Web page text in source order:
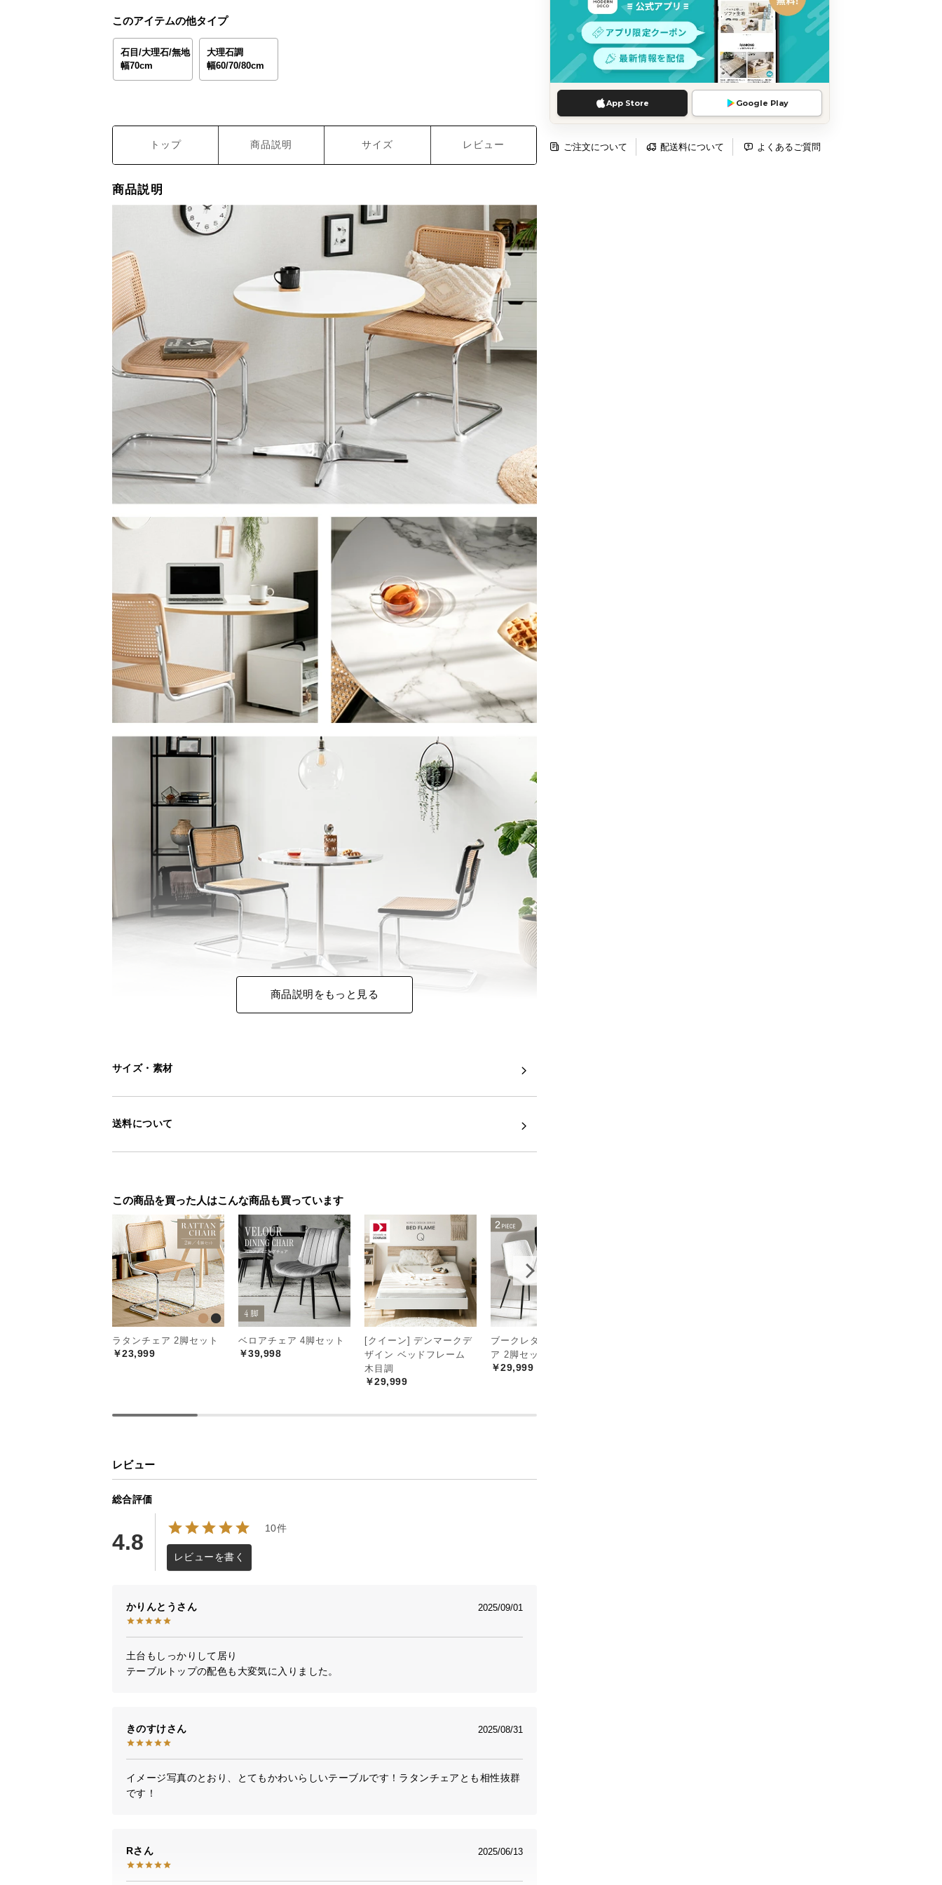
App Store Google Play
ご注文について 配送料について よくあるご質問
このアイテムの他タイプ
石目/大理石/無地
幅70cm
大理石調
幅60/70/80cm
トップ 商品説明 サイズ レビュー
商品説明
商品説明をもっと見る
サイズ・素材
送料について
この商品を買った人はこんな商品も買っています
ラタンチェア 2脚セット
￥23,999
ベロアチェア 4脚セット
￥39,998
[クイーン] デンマークデ
ザイン ベッドフレーム
木目調
￥29,999
ブークレダイニングチェ
ア 2脚セット
￥29,999
レビュー
総合評価
4.8
10件
レビューを書く
かりんとう 2025/09/01
土台もしっかりして居り
テーブルトップの配色も大変気に入りました。
きのすけ 2025/08/31
イメージ写真のとおり、とてもかわいらしいテーブルです！ラタンチェアとも相性抜群
です！
R 2025/06/13